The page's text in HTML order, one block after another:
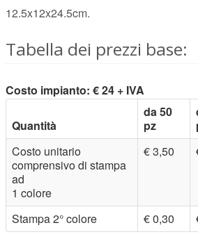
12.5x12x24.5cm.
Tabella dei prezzi base:
Costo impianto: € 24 + IVA
Quantità
da 50
pz
Costo unitario
comprensivo di stampa
ad
1 colore
€ 3,50
Stampa 2° colore € 0,30